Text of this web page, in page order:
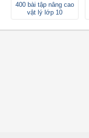
400 bài tập nâng cao
vật lý lớp 10